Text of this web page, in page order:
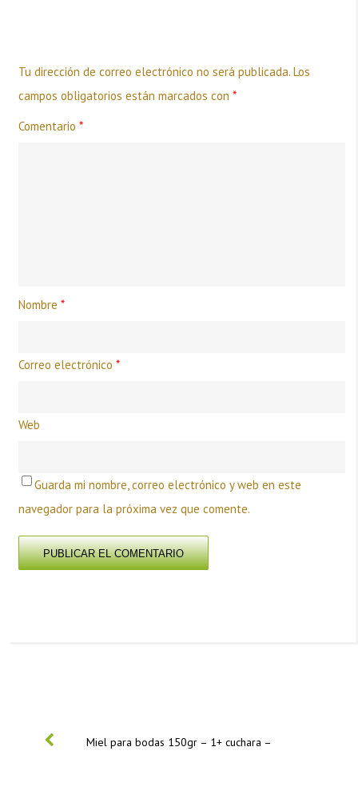
Tu dirección de correo electrónico no será publicada. Los
campos obligatorios están marcados con*
Comentario*
Nombre*
Correo electrónico*
Web
Guarda mi nombre, correo electrónico y web en este
navegador para la próxima vez que comente.
Miel para bodas 150gr – 1+ cuchara –